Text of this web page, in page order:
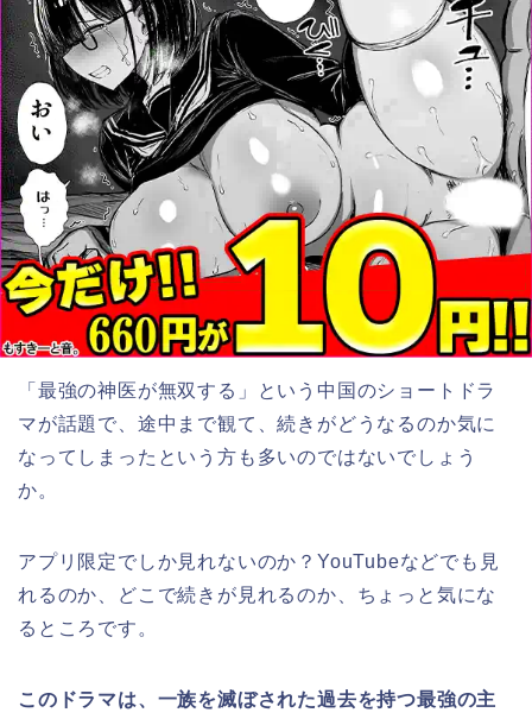
「最強の神医が無双する 」
という中国のショートドラ
マが話題で、途中まで観て、続きがどうなるのか気に
なってしまったという方も多いのではないでしょう
か。
アプリ限定でしか見れないのか？YouTubeなどでも見
れるのか、どこで続きが見れるのか、ちょっと気にな
るところです。
このドラマは、一族を滅ぼされた過去を持つ最強の主